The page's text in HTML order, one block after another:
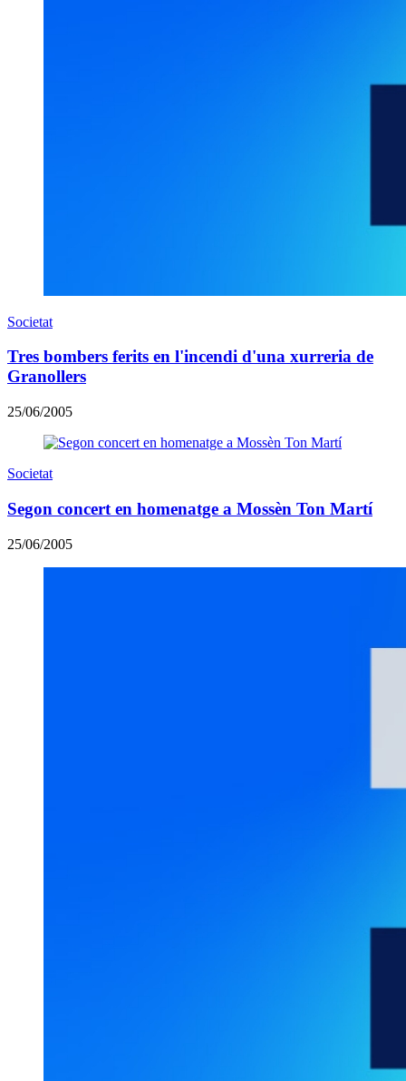
Societat
Tres bombers ferits en l'incendi d'una xurreria de
Granollers
25/06/2005
Societat
Segon concert en homenatge a Mossèn Ton Martí
25/06/2005